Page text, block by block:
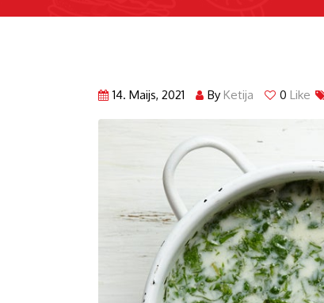
14. Maijs, 2021 By Ketija 0 Like